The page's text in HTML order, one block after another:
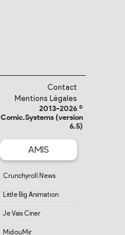
Contact
Mentions Légales
2013-2026 ©
Comic.Systems (version
6.5)
AMIS
Crunchyroll News
Little Big Animation
Je Vais Ciner
MidouMir